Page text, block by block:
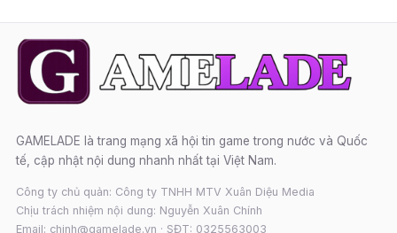
GAMELADE là trang mạng xã hội tin game trong nước và Quốc
tế, cập nhật nội dung nhanh nhất tại Việt Nam.
Công ty chủ quản: Công ty TNHH MTV Xuân Diệu Media
Chịu trách nhiệm nội dung: Nguyễn Xuân Chính
Email: chinh@gamelade.vn · SĐT: 0325563003